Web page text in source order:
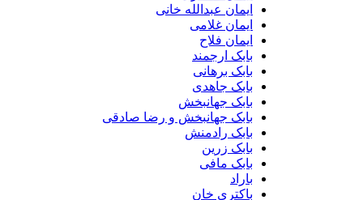
ایمان عبدالله خانی
ایمان غلامی
ایمان فلاح
بابک ارجمند
بابک برهانی
بابک جاهدی
بابک جهانبخش
بابک جهانبخش و رضا صادقی
بابک رادمنش
بابک زرین
بابک مافی
باراد
باکتری خان